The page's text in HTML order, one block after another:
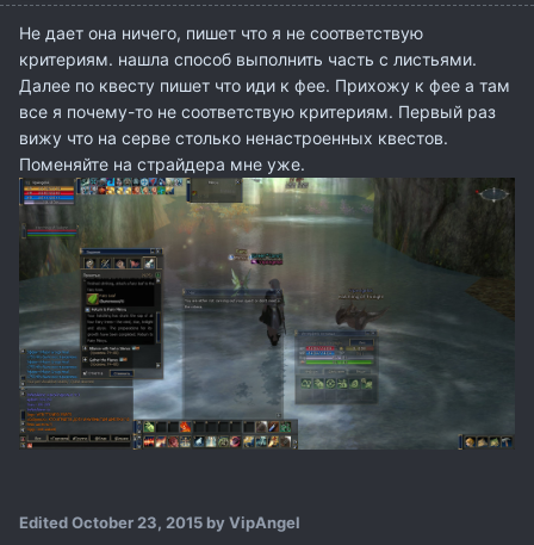
Не дает она ничего, пишет что я не соответствую
критериям. нашла способ выполнить часть с листьями.
Далее по квесту пишет что иди к фее. Прихожу к фее а там
все я почему-то не соответствую критериям. Первый раз
вижу что на серве столько ненастроенных квестов.
Поменяйте на страйдера мне уже.
EditedOctober 23, 2015 by VipAngel